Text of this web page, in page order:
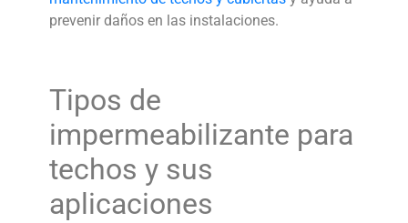
prevenir daños en las instalaciones.
Tipos de
impermeabilizante para
techosy sus
aplicaciones